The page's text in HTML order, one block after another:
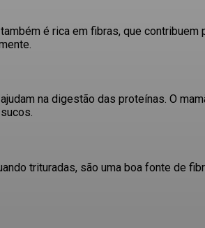
também é rica em fibras, que contribuem
na digestão das proteínas. O
trituradas, são uma boa fonte de